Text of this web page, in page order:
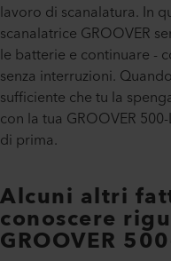
lavoro di scanalatura. In
scanalatrice GROOVER
le batterie e continuare -
senza interruzioni.
sufficiente che tu la
con la tua GROOVER
di prima.
Alcuni altri
conoscere
GROOVER